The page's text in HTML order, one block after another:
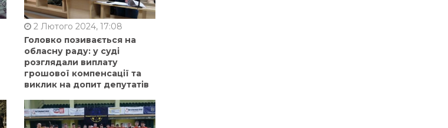
2 Лютого 2024, 17:08
Головко позивається на
обласну раду: у суді
розглядали виплату
грошової компенсації та
виклик на допит депутатів